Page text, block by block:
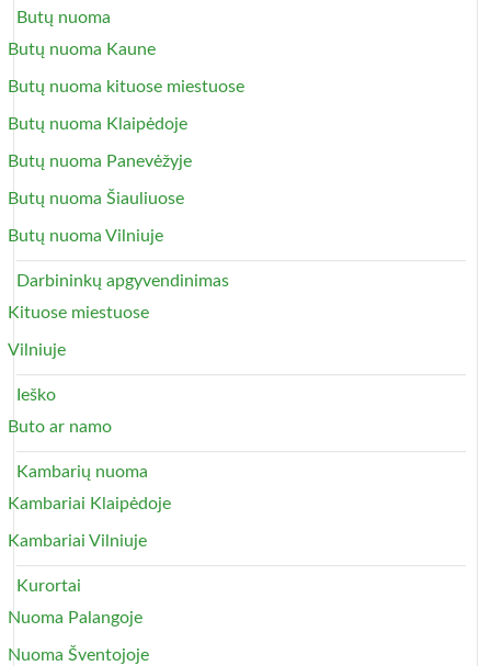
Butų nuoma
Butų nuoma Kaune
Butų nuoma kituose miestuose
Butų nuoma Klaipėdoje
Butų nuoma Panevėžyje
Butų nuoma Šiauliuose
Butų nuoma Vilniuje
Darbininkų apgyvendinimas
Kituose miestuose
Vilniuje
Ieško
Buto ar namo
Kambarių nuoma
Kambariai Klaipėdoje
Kambariai Vilniuje
Kurortai
Nuoma Palangoje
Nuoma Šventojoje